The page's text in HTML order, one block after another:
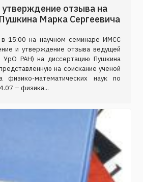
отзыва на
Марка Сергеевича
15:00 на научном семинаре ИМСС
и утверждение отзыва ведущей
УрО РАН) на диссертацию Пушкина
на соискание ученой
физико-математических наук по
– физика...